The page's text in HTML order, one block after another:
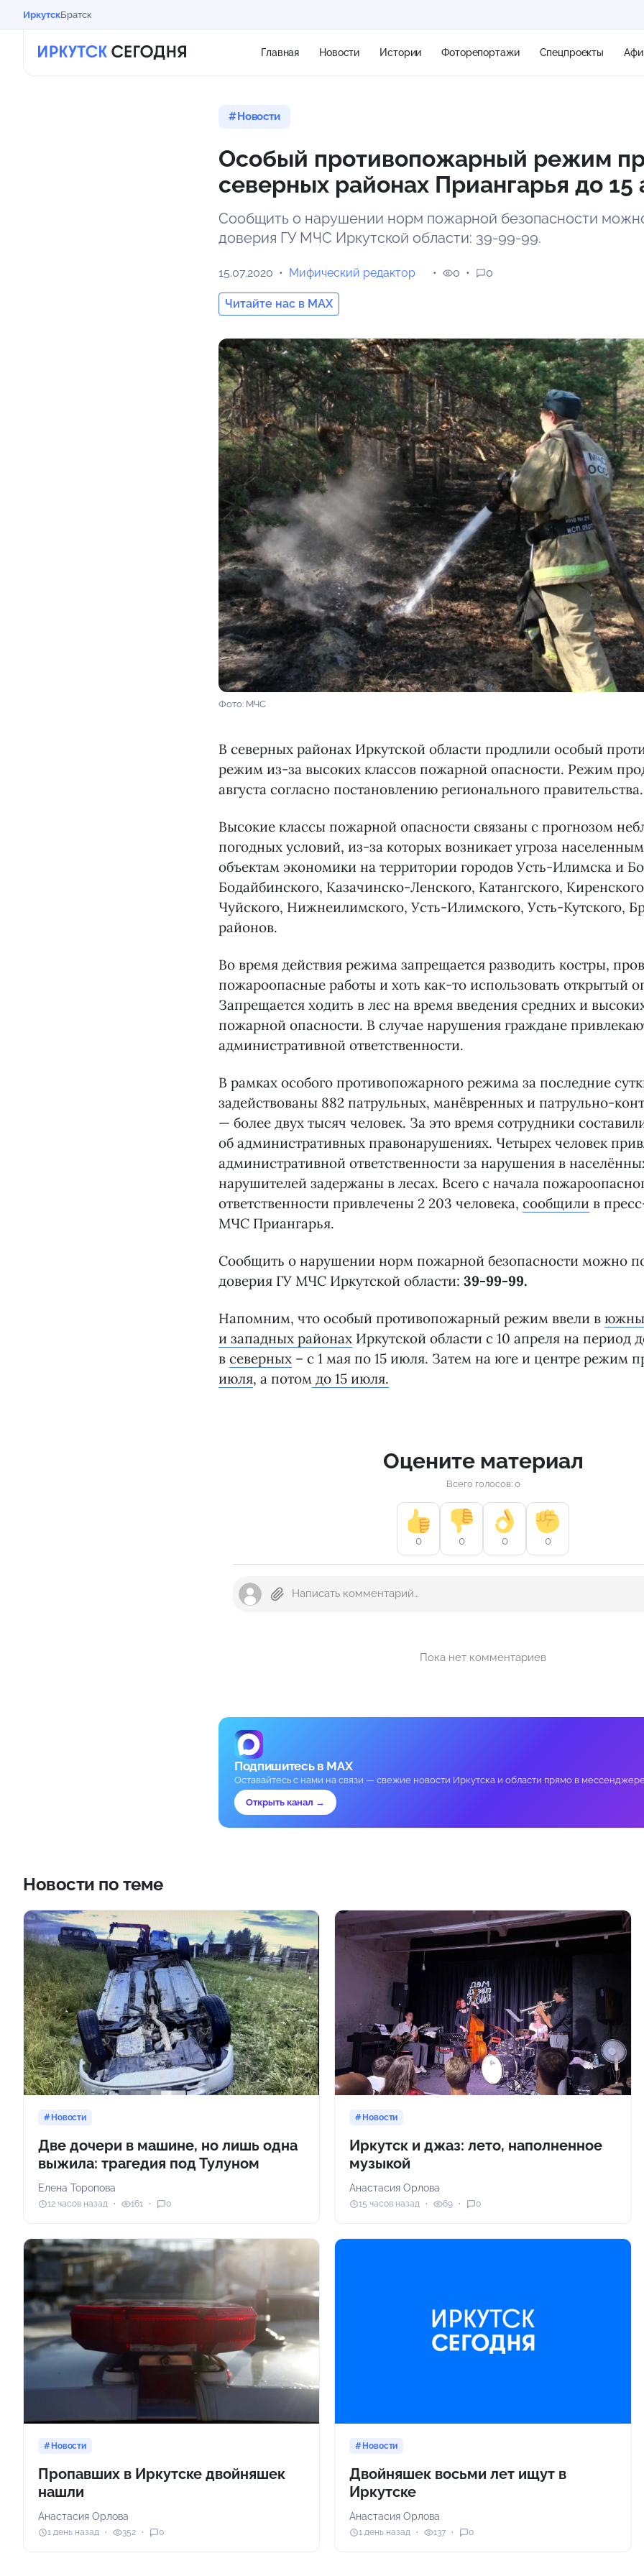
ИркутскБратск
Главная Новости Истории Фоторепортажи Спецпроекты
21 м/с
Новости
Особый противопожарный режим
северных районах Приангарья до 15
Сообщить о нарушении норм пожарной безопасности
доверия ГУ МЧС Иркутской области: 39-99-99.
15.07.2020 Мифический редактор
Читайте нас в MAX
0 0
Фото: МЧС
В северных районах Иркутской области продлили особый
режим из-за высоких классов пожарной опасности. Режим
августа согласно постановлению регионального правительства.
Высокие классы пожарной опасности связаны с прогнозом
погодных условий, из-за которых возникает угроза
объектам экономики на территории городов Усть-Илимска и
Бодайбинского, Казачинско-Ленского, Катангского,
Чуйского, Нижнеилимского, Усть-Илимского, Усть-Кутского,
районов.
Во время действия режима запрещается разводить костры,
пожароопасные работы и хоть как-то использовать открытый
Запрещается ходить в лес на время введения средних и
пожарной опасности. В случае нарушения граждане
административной ответственности.
В рамках особого противопожарного режима за последние
задействованы 882 патрульных, манёвренных и патрульно-
— более двух тысяч человек. За это время сотрудники
об административных правонарушениях. Четырех человек
административной ответственности за нарушения в
нарушителей задержаны в лесах. Всего с начала
ответственности привлечены 2 203 человека, сообщили в
МЧС Приангарья.
Сообщить о нарушении норм пожарной безопасности можно
доверия ГУ МЧС Иркутской области: 39-99-99.
Напомним, что особый противопожарный режим ввели в
и западных районах Иркутской области с 10 апреля на период
в северных – с 1 мая по 15 июля. Затем на юге и центре режим
июля, а потом до 15 июля.
Оцените материал
Всего голосов: 0
0 0 0 0
Пока нет комментариев
Подпишитесь в MAX
Оставайтесь с нами на связи — свежие новости Иркутска и области прямо в
Открыть канал →
Новости по теме
Новости
Две дочери в машине, но лишь одна
выжила: трагедия под Тулуном
Елена Торопова
12 часов назад 161 0
Новости
Иркутск и джаз: лето, наполненное
музыкой
Анастасия Орлова
15 часов назад 69 0
Новости
Пропавших в Иркутске двойняшек
нашли
Анастасия Орлова
1 день назад 352 0
Новости
Двойняшек восьми лет ищут в
Иркутске
Анастасия Орлова
1 день назад 137 0